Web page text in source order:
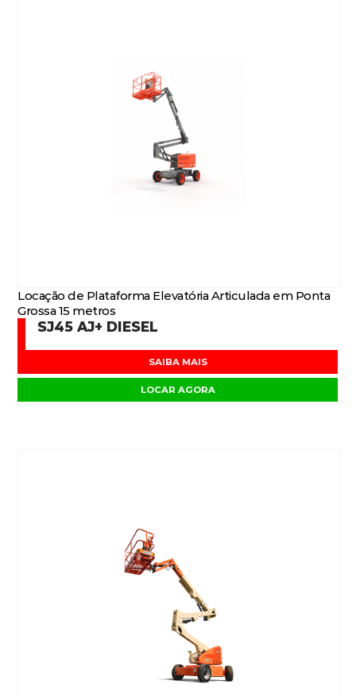
Locação de Plataforma Elevatória Articulada em Ponta
Grossa 15 metros
SJ45 AJ+ DIESEL
SAIBA MAIS
LOCAR AGORA